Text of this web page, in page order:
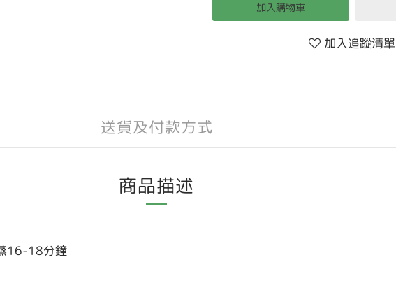
加入購物車
加入追蹤清單
送貨及付款方式
商品描述
16-18分鐘